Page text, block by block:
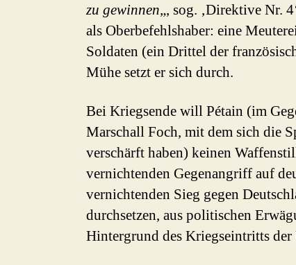
zu gewinnen„, sog. ‚Direktive Nr.
als Oberbefehlshaber: eine
Soldaten (ein Drittel der
Mühe setzt er sich durch.
Bei Kriegsende will Pétain (im
Marschall Foch, mit dem sich die
verschärft haben) keinen
vernichtenden Gegenangriff auf
vernichtenden Sieg gegen
durchsetzen, aus politischen
Hintergrund des Kriegseintritts